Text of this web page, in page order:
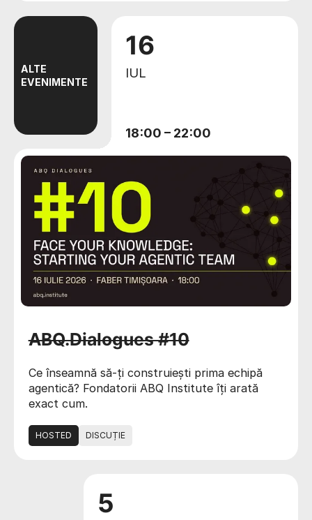
ALTE
EVENIMENTE
16
IUL
18:00 – 22:00
ABQ.Dialogues #10
Ce înseamnă să-ți construiești prima echipă
agentică? Fondatorii ABQ Institute îți arată
exact cum.
HOSTED DISCUȚIE
5